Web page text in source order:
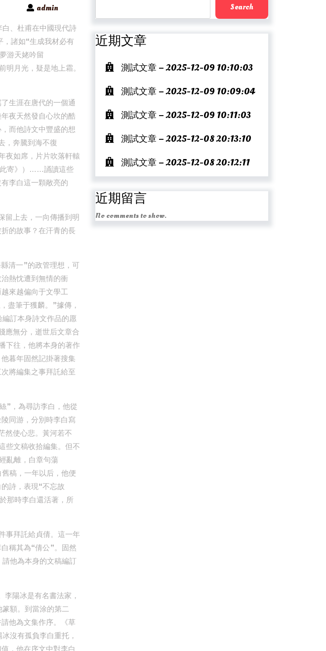
admin
、杜甫在中國現代詩
諸如“生成我材必有
游天姥吟留
月光，疑是地上霜。
生涯在唐代的一個通
夜天然發自心坎的酷
而他詩文中豐盛的想
，奔騰到海不復
夜如席，片片吹落軒轅
此寄》）……誦讀這些
李白這一顆敞亮的
留上去，一向傳播到明
的故事？在汗青的長
清一”的政管理想，可
熱忱遭到無情的衝
來越偏向于文學工
盡筆于獲麟。”據傳，
訂本身詩文作品的愿
應無分，逝世后文章合
下往，他將本身的著作
暮年固然記掛著搜集
將編集之事拜託給至
”，為尋訪李白，他從
同游，分別時李白寫
然使心悲。黃河若不
些文稿收拾編集。但不
亂離，白章句蕩
稿，一年以后，他便
詩，表現“不忘故
那時李白還活著，所
事拜託給貞倩。這一年
稱其為“倩公”。固然
他為本身的文稿編訂
陽冰是有名書法家，
額。到當涂的第二
他為文集作序。《草
沒有孤負李白重托，
Search
近期文章
測試文章 – 2025-12-09 10:10:03
測試文章 – 2025-12-09 10:09:04
測試文章 – 2025-12-09 10:11:03
測試文章 – 2025-12-08 20:13:10
測試文章 – 2025-12-08 20:12:11
近期留言
No comments to show.